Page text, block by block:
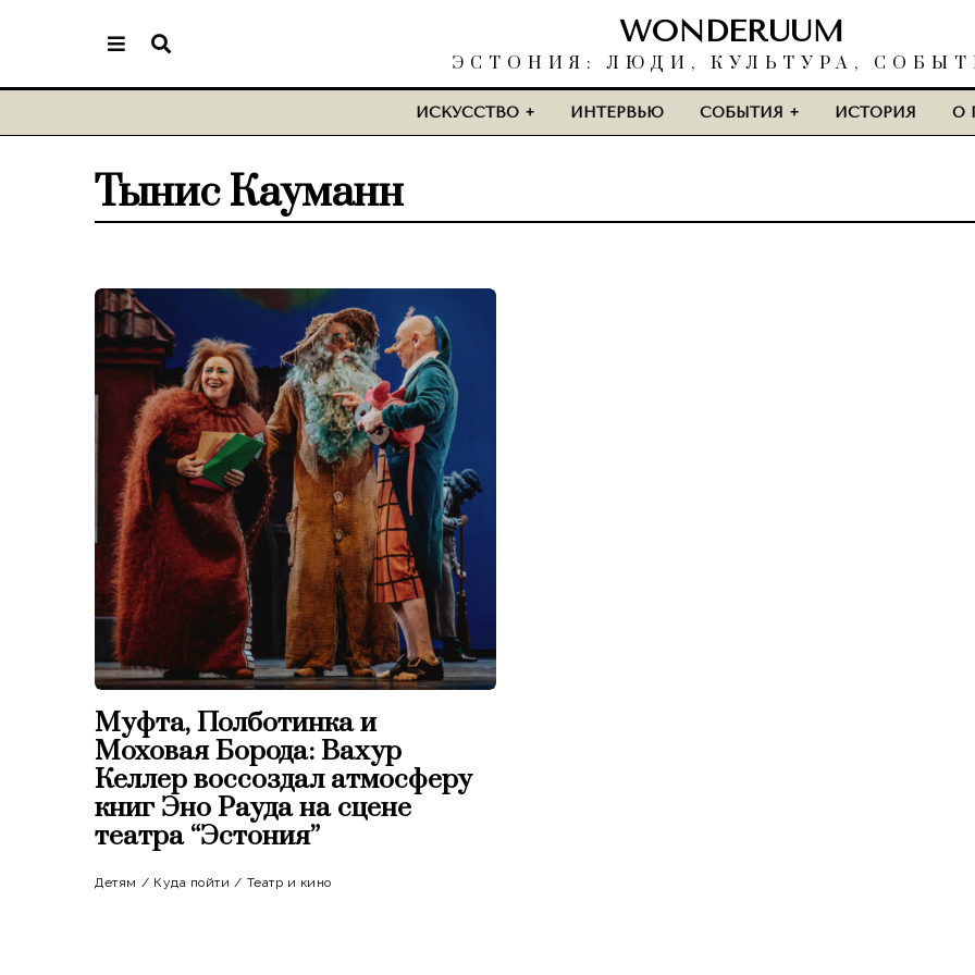
WONDERUUM
ЭСТОНИЯ: ЛЮДИ, КУЛЬТУРА,
ИСКУССТВО ИНТЕРВЬЮ СОБЫТИЯ ИСТОРИЯ О
Тынис Кауманн
Муфта, Полботинка и
Моховая Борода: Вахур
Келлер воссоздал атмосферу
книг Эно Рауда на сцене
театра “Эстония”
Детям / Куда пойти / Театр и кино